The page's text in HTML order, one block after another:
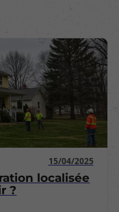
15/04/2025
localisée
?